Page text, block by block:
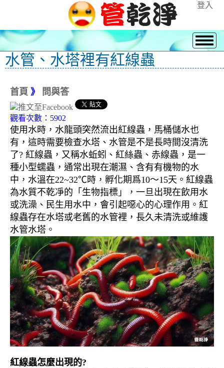
登入
水管、水塔裡有紅線蟲
首頁 》 問與答
觀看次數：5902
使用水時，水龍頭突然流出紅線蟲，馬桶儲水也
有，這時需要檢查水塔、水管是不是長時間沒清洗
了? 紅線蟲，又稱水蚯蚓、紅絲蟲、赤線蟲，是一
種小型蠕蟲，通常出現在潮濕、含有有機物的水
中，水溫在22~32℃時，孵化期爲10～15天。紅線蟲
為水質不乾凈的「生物指標」，一旦出現在飲用水
或洗澡、民生用水中，會引起噁心的心理作用。紅
線蟲存在水塔或老舊的水管裡，長久未清洗或維護
水管水塔。
紅線蟲怎麼出現的?